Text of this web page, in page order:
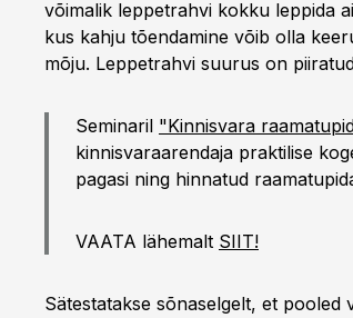
võimalik leppetrahvi kokku leppida
kus kahju tõendamine võib olla
mõju. Leppetrahvi suurus on
Seminaril "Kinnisvara
kinnisvaraarendaja praktilise
pagasi ning hinnatud
VAATA lähemalt SIIT!
Sätestatakse sõnaselgelt, et pooled